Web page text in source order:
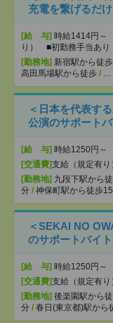
充電を繋げるだ
[給 与] 時給1414円
り） ■初勤務手当あ
[勤務地] 新宿駅から徒歩
高田馬場駅から徒歩 / …
＜日本を代表す
公演のサポート
[給 与] 時給1250円～
[交通費]支給（規定有り
[勤務地] 九段下駅から
分 / 神保町駅から徒歩
＜SEKAI NO
のサポートバイ
[給 与] 時給1250円～
[交通費]支給（規定有り
[勤務地] 後楽園駅から
分 / 春日(東京都)駅から